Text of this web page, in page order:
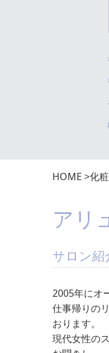
HOME >化
アリ
サロン紹
2005年にオ
仕事帰りの
おります。
現代女性の